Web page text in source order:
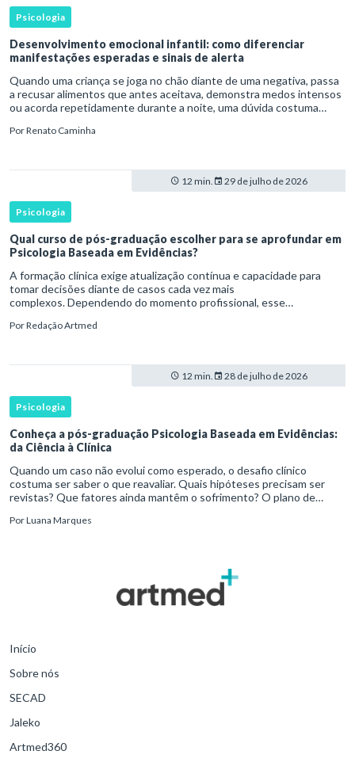
Psicologia
Desenvolvimento emocional infantil: como diferenciar
manifestações esperadas e sinais de alerta
Quando uma criança se joga no chão diante de uma negativa, passa
a recusar alimentos que antes aceitava, demonstra medos intensos
ou acorda repetidamente durante a noite, uma dúvida costuma
PorRenato Caminha
12 min. 29 de julho de 2026
Psicologia
Qual curso de pós-graduação escolher para se aprofundar em
Psicologia Baseada em Evidências?
A formação clínica exige atualização contínua e capacidade para
tomar decisões diante de casos cada vez mais
complexos. Dependendo do momento profissional, esse
aprofundamento em ou a especializaçã
PorRedação Artmed
12 min. 28 de julho de 2026
Psicologia
Conheça a pós-graduação Psicologia Baseada em Evidências:
da Ciência à Clínica
Quando um caso não evolui como esperado, o desafio clínico
costuma ser saber o que reavaliar. Quais hipóteses precisam ser
revistas? Que fatores ainda mantêm o sofrimento? O plano de
necessidades d
PorLuana Marques
Início
Sobre nós
SECAD
Jaleko
Artmed360